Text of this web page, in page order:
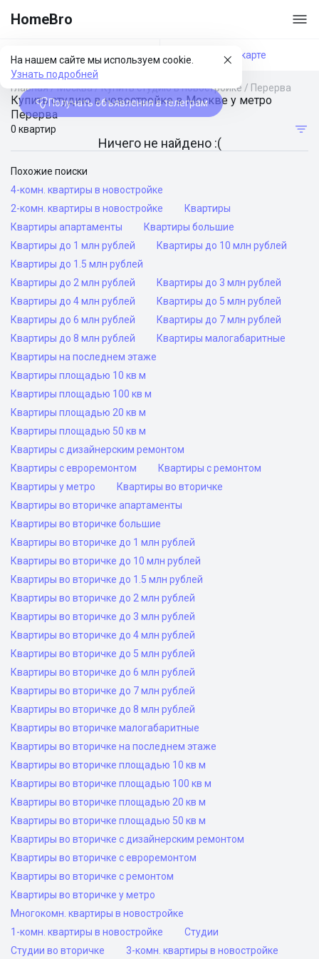
HomeBro
На нашем сайте мы используем cookie.
Узнать подробней
Получать объявления в телеграм
Фильтры На карте
Главная/Москва/Купить студию в новостройке / Перерва
Купить студию в новостройке в Москве у метро
Перерва
0 квартир
Ничего не найдено :(
Похожие поиски
4-комн. квартиры в новостройке
2-комн. квартиры в новостройке
Квартиры
Квартиры апартаменты
Квартиры большие
Квартиры до 1 млн рублей
Квартиры до 10 млн рублей
Квартиры до 1.5 млн рублей
Квартиры до 2 млн рублей
Квартиры до 3 млн рублей
Квартиры до 4 млн рублей
Квартиры до 5 млн рублей
Квартиры до 6 млн рублей
Квартиры до 7 млн рублей
Квартиры до 8 млн рублей
Квартиры малогабаритные
Квартиры на последнем этаже
Квартиры площадью 10 кв м
Квартиры площадью 100 кв м
Квартиры площадью 20 кв м
Квартиры площадью 50 кв м
Квартиры с дизайнерским ремонтом
Квартиры с евроремонтом
Квартиры с ремонтом
Квартиры у метро
Квартиры во вторичке
Квартиры во вторичке апартаменты
Квартиры во вторичке большие
Квартиры во вторичке до 1 млн рублей
Квартиры во вторичке до 10 млн рублей
Квартиры во вторичке до 1.5 млн рублей
Квартиры во вторичке до 2 млн рублей
Квартиры во вторичке до 3 млн рублей
Квартиры во вторичке до 4 млн рублей
Квартиры во вторичке до 5 млн рублей
Квартиры во вторичке до 6 млн рублей
Квартиры во вторичке до 7 млн рублей
Квартиры во вторичке до 8 млн рублей
Квартиры во вторичке малогабаритные
Квартиры во вторичке на последнем этаже
Квартиры во вторичке площадью 10 кв м
Квартиры во вторичке площадью 100 кв м
Квартиры во вторичке площадью 20 кв м
Квартиры во вторичке площадью 50 кв м
Квартиры во вторичке с дизайнерским ремонтом
Квартиры во вторичке с евроремонтом
Квартиры во вторичке с ремонтом
Квартиры во вторичке у метро
Многокомн. квартиры в новостройке
1-комн. квартиры в новостройке
Студии
Студии во вторичке
3-комн. квартиры в новостройке